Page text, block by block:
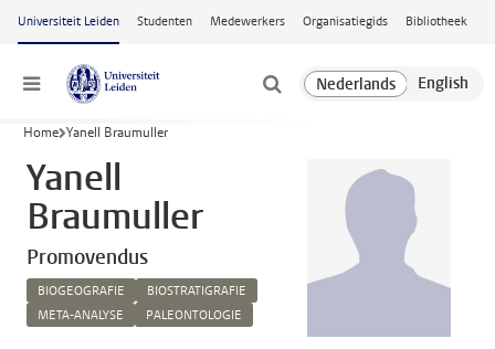
Ga naar hoofdinhoud
Universiteit Leiden Studenten Medewerkers Organisatiegids Bibliotheek
Menu
Home Yanell Braumuller
Yanell
Braumuller
Promovendus
BIOGEOGRAFIE
BIOSTRATIGRAFIE
META-ANALYSE
PALEONTOLOGIE